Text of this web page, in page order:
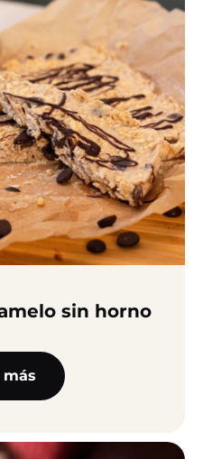
sin horno
más